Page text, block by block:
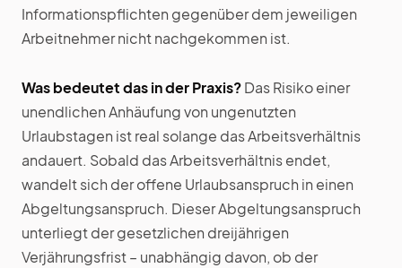
Informationspflichten gegenüber dem jeweiligen
Arbeitnehmer nicht nachgekommen ist.
Was bedeutet das in der Praxis?Das Risiko einer
unendlichen Anhäufung von ungenutzten
Urlaubstagen ist real solange das Arbeitsverhältnis
andauert. Sobald das Arbeitsverhältnis endet,
wandelt sich der offene Urlaubsanspruch in einen
Abgeltungsanspruch. Dieser Abgeltungsanspruch
unterliegt der gesetzlichen dreijährigen
Verjährungsfrist – unabhängig davon, ob der